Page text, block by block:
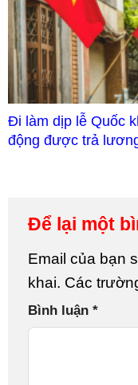
Đi làm dịp lễ Quốc
động được trả
Để lại một
Email của bạn
khai. Các
Bình luận *